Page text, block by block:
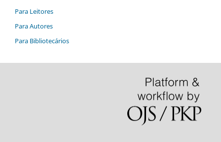
Para Leitores
Para Autores
Para Bibliotecários